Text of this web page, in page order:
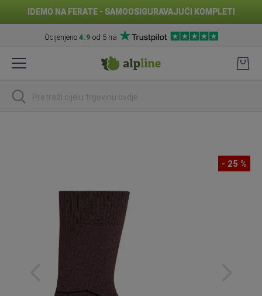
IDEMO NA FERATE - SAMOOSIGURAVAJUĆI KOMPLETI
Ocijenjeno 4.9 od 5 na
na
traži
- 25 %